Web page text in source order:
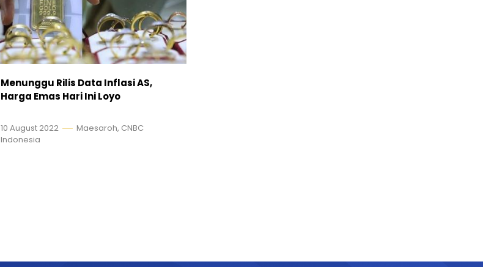
Menunggu Rilis Data Inflasi AS,
Harga Emas Hari Ini Loyo
10 August 2022
Maesaroh, CNBC
Indonesia